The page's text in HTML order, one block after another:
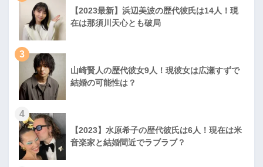
【2023最新】浜辺美波の歴代彼氏は14人！現
在は那須川天心とも破局
3
山崎賢人の歴代彼女9人！現彼女は広瀬すずで
結婚の可能性は？
4
【2023】水原希子の歴代彼氏は6人！現在は米
音楽家と結婚間近でラブラブ？